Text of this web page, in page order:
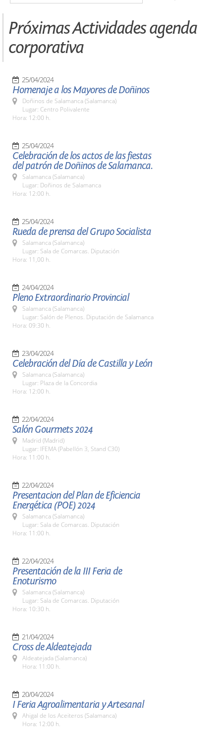
Próximas Actividades agenda
corporativa
25/04/2024
Homenaje a los Mayores de Doñinos
Doñinos de Salamanca (Salamanca)
Lugar: Centro Polivalente
Hora: 12:00 h.
25/04/2024
Celebración de los actos de las fiestas
del patrón de Doñinos de Salamanca.
Salamanca (Salamanca)
Lugar: Doñinos de Salamanca
Hora: 12:00 h.
25/04/2024
Rueda de prensa del Grupo Socialista
Salamanca (Salamanca)
Lugar: Sala de Comarcas. Diputación
Hora: 11,00 h.
24/04/2024
Pleno Extraordinario Provincial
Salamanca (Salamanca)
Lugar: Salón de Plenos. Diputación de Salamanca
Hora: 09:30 h.
23/04/2024
Celebración del Día de Castilla y León
Salamanca (Salamanca)
Lugar: Plaza de la Concordia
Hora: 12:00 h.
22/04/2024
Salón Gourmets 2024
Madrid (Madrid)
Lugar: IFEMA (Pabellón 3, Stand C30)
Hora: 11:00 h.
22/04/2024
Presentacion del Plan de Eficiencia
Energética (POE) 2024
Salamanca (Salamanca)
Lugar: Sala de Comarcas. Diputación
Hora: 11:00 h.
22/04/2024
Presentación de la III Feria de
Enoturismo
Salamanca (Salamanca)
Lugar: Sala de Comarcas. Diputación
Hora: 10:30 h.
21/04/2024
Cross de Aldeatejada
Aldeatejada (Salamanca)
Hora: 11:00 h.
20/04/2024
I Feria Agroalimentaria y Artesanal
Ahigal de los Aceiteros (Salamanca)
Hora: 12:00 h.